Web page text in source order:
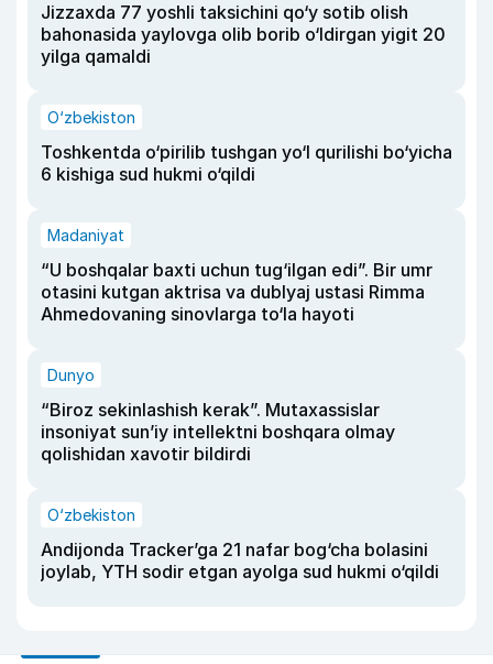
Jizzaxda 77 yoshli taksichini qo‘y sotib olish
bahonasida yaylovga olib borib o‘ldirgan yigit 20
yilga qamaldi
O‘zbekiston
Toshkentda o‘pirilib tushgan yo‘l qurilishi bo‘yicha
6 kishiga sud hukmi o‘qildi
Madaniyat
“U boshqalar baxti uchun tug‘ilgan edi”. Bir umr
otasini kutgan aktrisa va dublyaj ustasi Rimma
Ahmedovaning sinovlarga to‘la hayoti
Dunyo
“Biroz sekinlashish kerak”. Mutaxassislar
insoniyat sun’iy intellektni boshqara olmay
qolishidan xavotir bildirdi
O‘zbekiston
Andijonda Tracker’ga 21 nafar bog‘cha bolasini
joylab, YTH sodir etgan ayolga sud hukmi o‘qildi